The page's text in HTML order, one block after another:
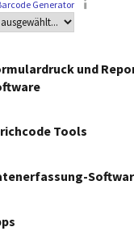
Generator
und
Tools